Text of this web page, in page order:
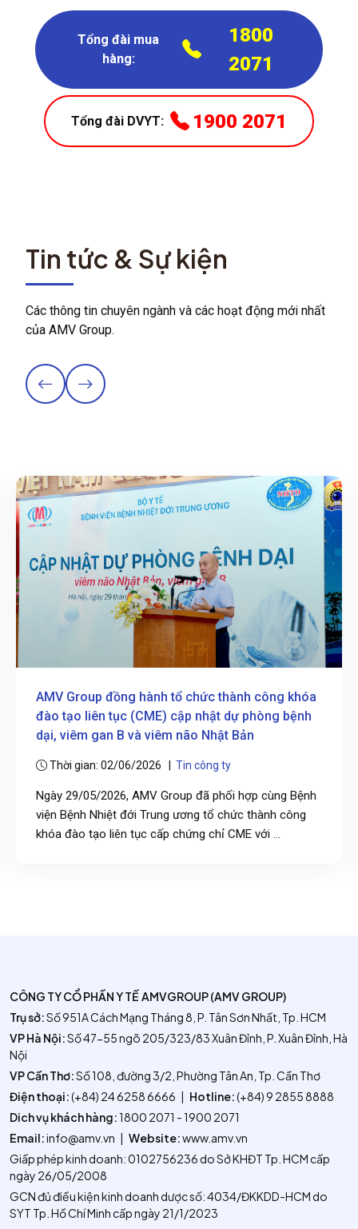
Tổng đài mua
hàng:
1800
2071
Tổng đài DVYT: 1900 2071
Tin tức & Sự kiện
Các thông tin chuyên ngành và các hoạt động mới nhất
của AMV Group.
AMV Group đồng hành tổ chức thành công khóa
đào tạo liên tục (CME) cập nhật dự phòng bệnh
dại, viêm gan B và viêm não Nhật Bản
Thời gian: 02/06/2026 | Tin công ty
Ngày 29/05/2026, AMV Group đã phối hợp cùng Bệnh
viện Bệnh Nhiệt đới Trung ương tổ chức thành công
khóa đào tạo liên tục cấp chứng chỉ CME với ...
CÔNG TY CỔ PHẦN Y TẾ AMVGROUP (AMV GROUP)
Trụ sở:Số 951A Cách Mạng Tháng 8, P. Tân Sơn Nhất, Tp. HCM
VP Hà Nội:Số 47-55 ngõ 205/323/83 Xuân Đỉnh, P. Xuân Đỉnh, Hà
Nội
VP Cần Thơ:Số 108, đường 3/2, Phường Tân An, Tp. Cần Thơ
Điện thoại:(+84) 24 6258 6666 Hotline:(+84) 9 2855 8888
Dich vụ khách hàng:1800 2071 - 1900 2071
Email:info@amv.vn Website:www.amv.vn
Giấp phép kinh doanh: 0102756236 do Sở KHĐT Tp. HCM cấp
ngày 26/05/2008
GCN đủ điều kiện kinh doanh dược số: 4034/ĐKKDD-HCM do
SYT Tp. Hồ Chí Minh cấp ngày 21/1/2023